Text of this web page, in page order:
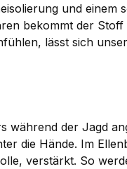
und einem
bekommt der Stoff
lässt sich
während der Jagd
die Hände. Im
verstärkt. So